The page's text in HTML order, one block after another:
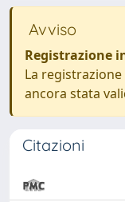
Avviso
Registrazione
La
ancora stata
Citazioni